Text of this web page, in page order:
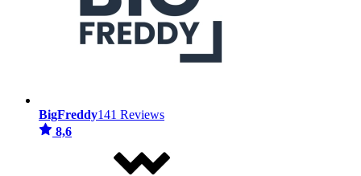
BigFreddy141 Reviews
8,6